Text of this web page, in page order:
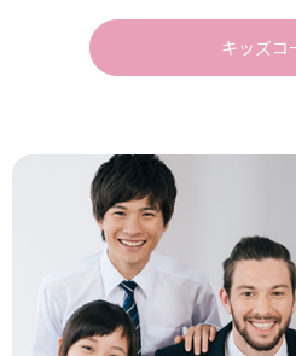
キッズコ